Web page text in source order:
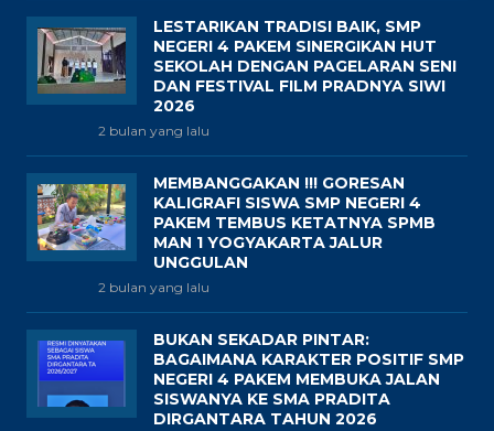
LESTARIKAN TRADISI BAIK, SMP
NEGERI 4 PAKEM SINERGIKAN HUT
SEKOLAH DENGAN PAGELARAN SENI
DAN FESTIVAL FILM PRADNYA SIWI
2026
2 bulan yang lalu
MEMBANGGAKAN !!! GORESAN
KALIGRAFI SISWA SMP NEGERI 4
PAKEM TEMBUS KETATNYA SPMB
MAN 1 YOGYAKARTA JALUR
UNGGULAN
2 bulan yang lalu
BUKAN SEKADAR PINTAR:
BAGAIMANA KARAKTER POSITIF SMP
NEGERI 4 PAKEM MEMBUKA JALAN
SISWANYA KE SMA PRADITA
DIRGANTARA TAHUN 2026